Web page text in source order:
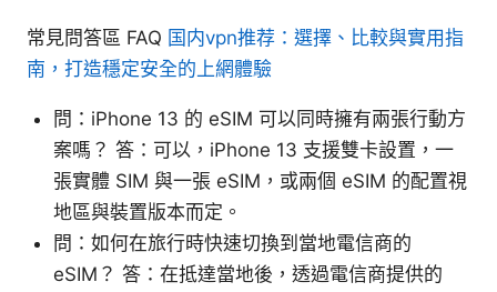
常見問答區 FAQ 国内vpn推荐：選擇、比較與實用指
南，打造穩定安全的上網體驗
問：iPhone 13 的 eSIM 可以同時擁有兩張行動方
案嗎？ 答：可以，iPhone 13 支援雙卡設置，一
張實體 SIM 與一張 eSIM，或兩個 eSIM 的配置視
地區與裝置版本而定。
問：如何在旅行時快速切換到當地電信商的
eSIM？ 答：在抵達當地後，透過電信商提供的